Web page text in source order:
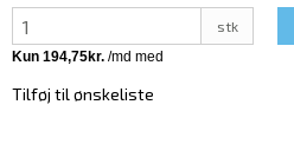
stk
Tilføj til ønskeliste